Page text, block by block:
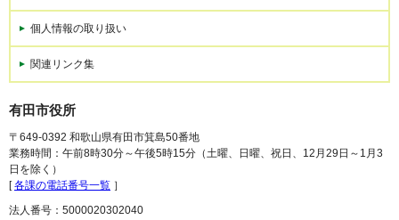
個人情報の取り扱い
関連リンク集
有田市役所
〒649-0392 和歌山県有田市箕島50番地
業務時間：午前8時30分～午後5時15分（土曜、日曜、祝日、12月29日～1月3
日を除く）
[各課の電話番号一覧 ］
法人番号：5000020302040